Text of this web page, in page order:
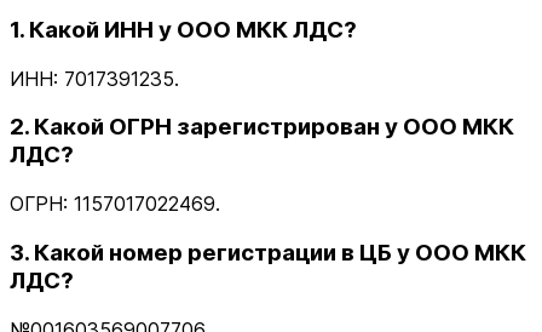
1. Какой ИНН у ООО МКК ЛДС?
ИНН: 7017391235.
2. Какой ОГРН зарегистрирован у ООО МКК
ЛДС?
ОГРН: 1157017022469.
3. Какой номер регистрации в ЦБ у ООО МКК
ЛДС?